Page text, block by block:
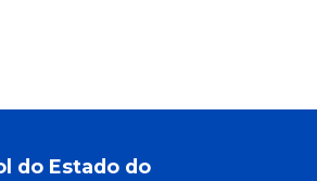
do Estado do